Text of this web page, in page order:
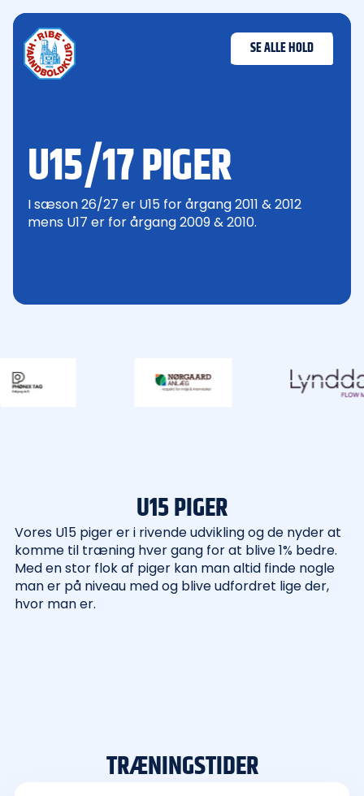
SE ALLE HOLD
U15/17 PIGER
I sæson 26/27 er U15 for årgang 2011 & 2012
mens U17 er for årgang 2009 & 2010.
U15 PIGER
Vores U15 piger er i rivende udvikling og de nyder at
komme til træning hver gang for at blive 1% bedre.
Med en stor flok af piger kan man altid finde nogle
man er på niveau med og blive udfordret lige der,
hvor man er.
TRÆNINGSTIDER